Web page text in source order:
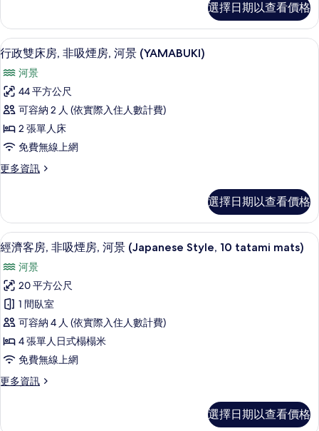
煙
房,
河
景
(BOTAN)
的
所
有
相
雙
床
房,
非
吸
煙
房,
河
景
(BOTAN)
的
詳
選擇日期以查看價格
顯
示
行
政
雙
床
非
煙
房,
河
景
(YAMABUKI)
的
所
有
相
片
高級寢具、羽絨被、客房內保險箱、書
7
行政雙床房, 非吸煙房, 河景 (YAMABUKI)
河景
44 平方公尺
可容納 2 人 (依實際入住人數計費)
2 張單人床
免費無線上網
更多資訊
更
雙
床
房,
吸
煙
房,
河
景
(YAMABUKI)
的
詳
選擇日期以查看價格
顯
經
濟
客
房,
非
煙
河
高級寢具、羽絨被、客房內保險箱、書
4
經濟客房, 非吸煙房, 河景 (Japanese Style, 10 tatami mats)
河景
20 平方公尺
1 間臥室
可容納 4 人 (依實際入住人數計費)
4 張單人日式榻榻米
免費無線上網
更多資訊
更
選擇日期以查看價格